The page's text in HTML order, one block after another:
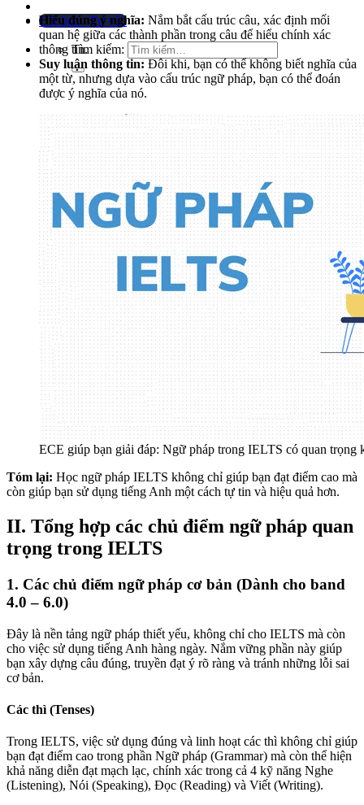
Đặt lịch / Tư vấn
Tìm kiếm:
Hiểu đúng ý nghĩa: Nắm bắt cấu trúc câu, xác định mối
quan hệ giữa các thành phần trong câu để hiểu chính xác
thông tin.
Suy luận thông tin: Đôi khi, bạn có thể không biết nghĩa của
một từ, nhưng dựa vào cấu trúc ngữ pháp, bạn có thể đoán
được ý nghĩa của nó.
ECE giúp bạn giải đáp: Ngữ pháp trong IELTS có quan trọng
Tóm lại: Học ngữ pháp IELTS không chỉ giúp bạn đạt điểm cao mà
còn giúp bạn sử dụng tiếng Anh một cách tự tin và hiệu quả hơn.
II. Tổng hợp các chủ điểm ngữ pháp quan
trọng trong IELTS
1. Các chủ điểm ngữ pháp cơ bản (Dành cho band
4.0 – 6.0)
Đây là nền tảng ngữ pháp thiết yếu, không chỉ cho IELTS mà còn
cho việc sử dụng tiếng Anh hàng ngày. Nắm vững phần này giúp
bạn xây dựng câu đúng, truyền đạt ý rõ ràng và tránh những lỗi sai
cơ bản.
Các thì (Tenses)
Trong IELTS, việc sử dụng đúng và linh hoạt các thì không chỉ giúp
bạn đạt điểm cao trong phần Ngữ pháp (Grammar) mà còn thể hiện
khả năng diễn đạt mạch lạc, chính xác trong cả 4 kỹ năng Nghe
(Listening), Nói (Speaking), Đọc (Reading) và Viết (Writing).